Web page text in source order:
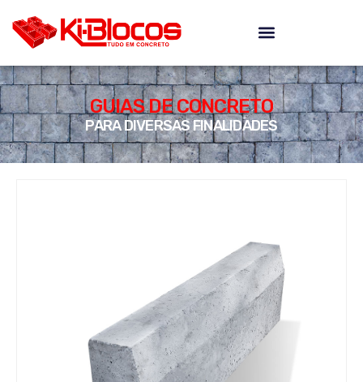
GUIAS DE CONCRETO
PARA DIVERSAS FINALIDADES